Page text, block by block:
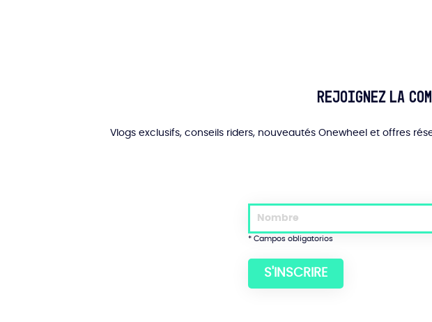
del
Rejoignez la
Vlogs exclusifs, conseils riders, nouveautés Onewheel et offres
* Campos obligatorios